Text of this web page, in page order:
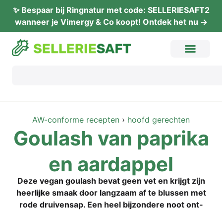
✨ Bes­paar bij Ring­na­tur met code: SELLERIESAFT2
wan­neer je Vimer­gy & Co koopt! Ont­dek het nu →
AW-con­for­me recep­ten › hoofd gerech­ten
Goulash van papri­ka
en aardappel
Deze vegan goulash bevat geen vet en kri­jgt zijn
heer­li­jke smaak door lang­zaam af te blus­sen met
rode drui­ven­sap. Een heel bij­zon­de­re noot ont­